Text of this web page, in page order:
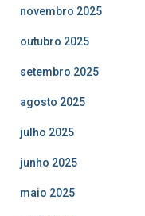
novembro 2025
outubro 2025
setembro 2025
agosto 2025
julho 2025
junho 2025
maio 2025